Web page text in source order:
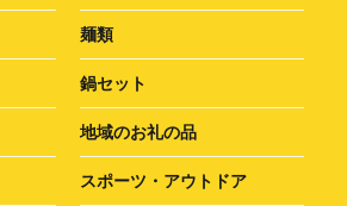
麺類
鍋セット
地域のお礼の品
スポーツ・アウトドア